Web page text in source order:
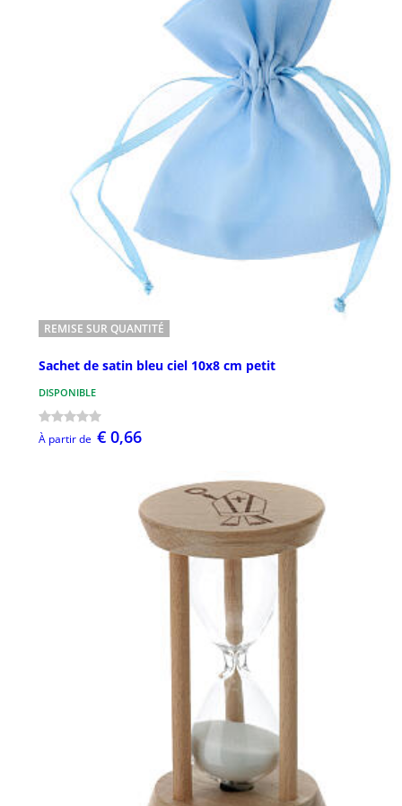
REMISE SUR QUANTITÉ
Sachet de satin bleu ciel 10x8 cm petit
DISPONIBLE
À partir de € 0,66